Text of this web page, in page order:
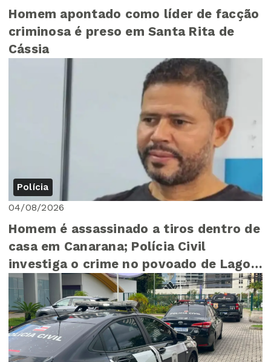
Homem apontado como líder de facção
criminosa é preso em Santa Rita de
Cássia
Polícia
04/08/2026
Homem é assassinado a tiros dentro de
casa em Canarana; Polícia Civil
investiga o crime no povoado de Lagoa
do Zeca